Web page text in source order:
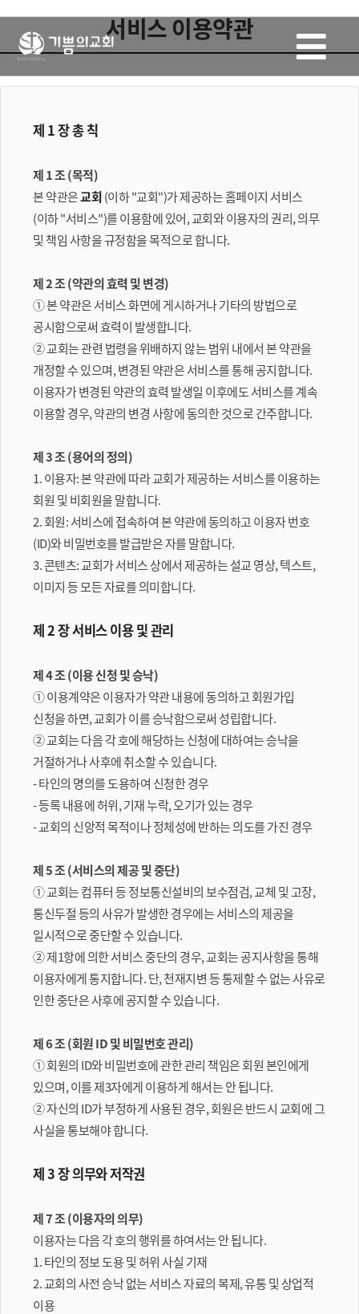
서비스 이용약관
제 1 장 총 칙
제 1 조 (목적)
본 약관은교회(이하 "교회")가 제공하는 홈페이지 서비스
(이하 "서비스")를 이용함에 있어, 교회와 이용자의 권리, 의무
및 책임 사항을 규정함을 목적으로 합니다.
제 2 조 (약관의 효력 및 변경)
① 본 약관은 서비스 화면에 게시하거나 기타의 방법으로
공시함으로써 효력이 발생합니다.
② 교회는 관련 법령을 위배하지 않는 범위 내에서 본 약관을
개정할 수 있으며, 변경된 약관은 서비스를 통해 공지합니다.
이용자가 변경된 약관의 효력 발생일 이후에도 서비스를 계속
이용할 경우, 약관의 변경 사항에 동의한 것으로 간주합니다.
제 3 조 (용어의 정의)
1. 이용자: 본 약관에 따라 교회가 제공하는 서비스를 이용하는
회원 및 비회원을 말합니다.
2. 회원: 서비스에 접속하여 본 약관에 동의하고 이용자 번호
(ID)와 비밀번호를 발급받은 자를 말합니다.
3. 콘텐츠: 교회가 서비스 상에서 제공하는 설교 영상, 텍스트,
이미지 등 모든 자료를 의미합니다.
제 2 장 서비스 이용 및 관리
제 4 조 (이용 신청 및 승낙)
① 이용계약은 이용자가 약관 내용에 동의하고 회원가입
신청을 하면, 교회가 이를 승낙함으로써 성립합니다.
② 교회는 다음 각 호에 해당하는 신청에 대하여는 승낙을
거절하거나 사후에 취소할 수 있습니다.
- 타인의 명의를 도용하여 신청한 경우
- 등록 내용에 허위, 기재 누락, 오기가 있는 경우
- 교회의 신앙적 목적이나 정체성에 반하는 의도를 가진 경우
제 5 조 (서비스의 제공 및 중단)
① 교회는 컴퓨터 등 정보통신설비의 보수점검, 교체 및 고장,
통신두절 등의 사유가 발생한 경우에는 서비스의 제공을
일시적으로 중단할 수 있습니다.
② 제1항에 의한 서비스 중단의 경우, 교회는 공지사항을 통해
이용자에게 통지합니다. 단, 천재지변 등 통제할 수 없는 사유로
인한 중단은 사후에 공지할 수 있습니다.
제 6 조 (회원 ID 및 비밀번호 관리)
① 회원의 ID와 비밀번호에 관한 관리 책임은 회원 본인에게
있으며, 이를 제3자에게 이용하게 해서는 안 됩니다.
② 자신의 ID가 부정하게 사용된 경우, 회원은 반드시 교회에 그
사실을 통보해야 합니다.
제 3 장 의무와 저작권
제 7 조 (이용자의 의무)
이용자는 다음 각 호의 행위를 하여서는 안 됩니다.
1. 타인의 정보 도용 및 허위 사실 기재
2. 교회의 사전 승낙 없는 서비스 자료의 복제, 유통 및 상업적
이용